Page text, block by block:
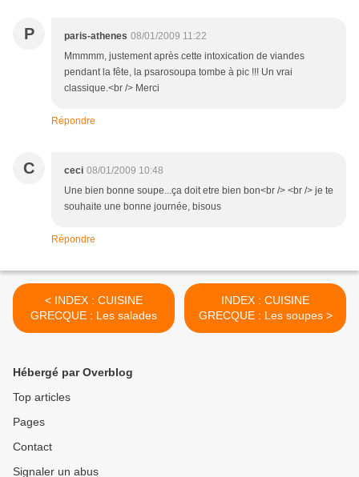
P paris-athenes 08/01/2009 11:22
Mmmmm, justement après cette intoxication de viandes
pendant la fête, la psarosoupa tombe à pic !!! Un vrai
classique.<br /> Merci
Répondre
C ceci 08/01/2009 10:48
Une bien bonne soupe...ça doit etre bien bon<br /> <br /> je te
souhaite une bonne journée, bisous
Répondre
< INDEX : CUISINE
GRECQUE : Les salades
INDEX : CUISINE
GRECQUE : Les soupes >
Hébergé par Overblog
Top articles
Pages
Contact
Signaler un abus